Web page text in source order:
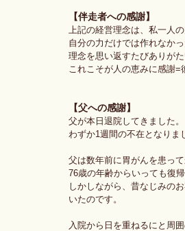
【伴走者への感謝】
上記の経営理念は、私一人
自分の力だけでは作れなかっ
理念を思い返すたびありがた
これこそが人の恵みに感謝=
【父への感謝】
父が本日退院してきました。
わずか1週間の不在となりま
父は数年前に胃がんを患っ
76歳の年齢からいっても復
しかしながら、昔なじみの
いたのです。
入院から日を重ねるにと周